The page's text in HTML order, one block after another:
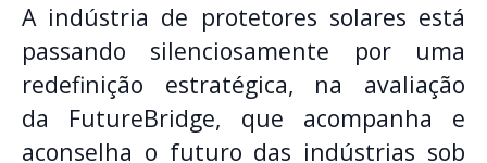
A indústria de protetores solares está
passando silenciosamente por uma
redefinição estratégica, na avaliação
da FutureBridge, que acompanha e
aconselha o futuro das indústrias sob